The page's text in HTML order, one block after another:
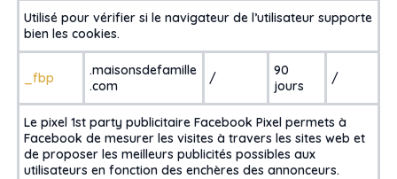
Utilisé pour vérifier si le navigateur de l’utilisateur supporte
bien les cookies.
_fbp
.maisonsdefamille
.com
/
90
jours
/
Le pixel 1st party publicitaire Facebook Pixel permets à
Facebook de mesurer les visites à travers les sites web et
de proposer les meilleurs publicités possibles aux
utilisateurs en fonction des enchères des annonceurs.